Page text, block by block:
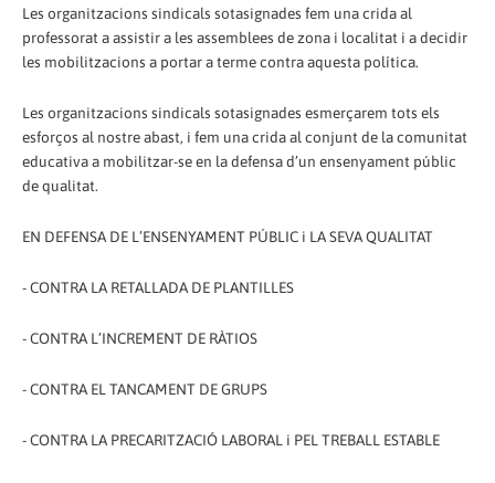
Les organitzacions sindicals sotasignades fem una crida al
professorat a assistir a les assemblees de zona i localitat i a decidir
les mobilitzacions a portar a terme contra aquesta política.
Les organitzacions sindicals sotasignades esmerçarem tots els
esforços al nostre abast, i fem una crida al conjunt de la comunitat
educativa a mobilitzar-se en la defensa d’un ensenyament públic
de qualitat.
EN DEFENSA DE L’ENSENYAMENT PÚBLIC i LA SEVA QUALITAT
- CONTRA LA RETALLADA DE PLANTILLES
- CONTRA L’INCREMENT DE RÀTIOS
- CONTRA EL TANCAMENT DE GRUPS
- CONTRA LA PRECARITZACIÓ LABORAL i PEL TREBALL ESTABLE